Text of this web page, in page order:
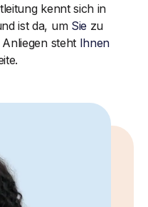
kennt sich in
ist da, um Sie zu
steht Ihnen